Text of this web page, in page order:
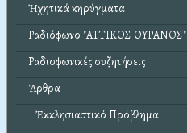
Ἠχητικά κηρύγματα
Ραδιόφωνο "ΑΤΤΙΚΟΣ ΟΥΡΑΝΟΣ"
Ραδιοφωνικές συζητήσεις
Ἄρθρα
Ἐκκλησιαστικό Πρόβλημα